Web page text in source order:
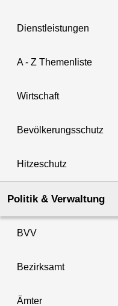
Dienstleistungen
A - Z Themenliste
Wirtschaft
Bevölkerungsschutz
Hitzeschutz
Politik & Verwaltung
BVV
Bezirksamt
Ämter